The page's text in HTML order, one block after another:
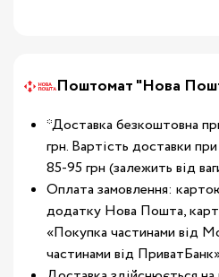
Поштомат "Нова
*Доставка безкоштовна
грн. Вартість доставки
85-95 грн (залежить від
Оплата замовлення:
додатку Нова Пошта,
«Покупка частинами від
частинами від